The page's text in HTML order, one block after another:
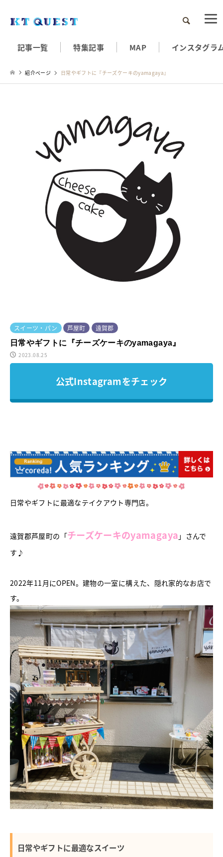
検索
記事一覧 特集記事 MAP インスタグラ
紹介ページ 日常やギフトに『チーズケーキのyamagaya』
スイーツ・パン 芦屋町
遠賀郡
日常やギフトに『チーズケーキのyamagaya』
2023.08.25
公式Instagramをチェック
日常やギフトに最適なテイクアウト専門店。
遠賀郡芦屋町の「チーズケーキのyamagaya 」さんで
す♪
2022年11月にOPEN。建物の一室に構えた、隠れ家的なお店で
す。
日常やギフトに最適なスイーツ